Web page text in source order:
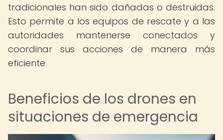
tradicionales han sido dañadas o destruidas.
Esto permite a los equipos de rescate y a las
autoridades mantenerse conectados y
coordinar sus acciones de manera más
eficiente.
Beneficios de los drones en
situaciones de emergencia